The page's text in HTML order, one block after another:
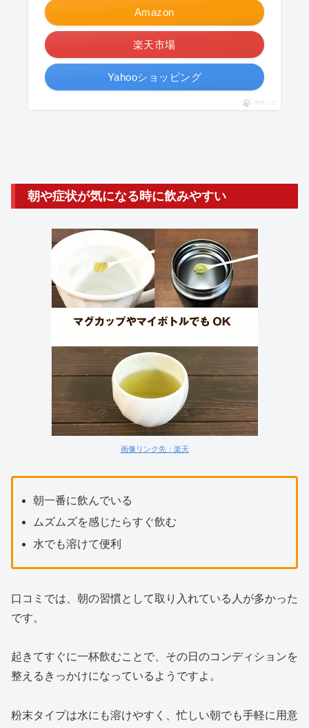
Amazon
楽天市場
Yahooショッピング
ポチップ
朝や症状が気になる時に飲みやすい
画像リンク先：楽天
朝一番に飲んでいる
ムズムズを感じたらすぐ飲む
水でも溶けて便利
口コミでは、朝の習慣として取り入れている人が多かった
です。
起きてすぐに一杯飲むことで、その日のコンディションを
整えるきっかけになっているようですよ。
粉末タイプは水にも溶けやすく、忙しい朝でも手軽に用意